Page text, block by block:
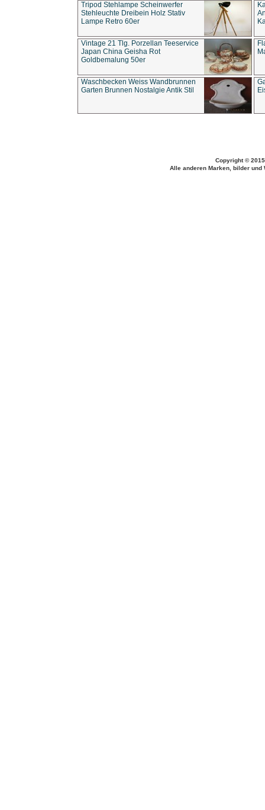
Tripod Stehlampe Scheinwerfer
Stehleuchte Dreibein Holz Stativ
Lampe Retro 60er
Vintage 21 Tlg. Porzellan Teeservice
Japan China Geisha Rot
Goldbemalung 50er
Waschbecken Weiss Wandbrunnen
Garten Brunnen Nostalgie Antik Stil
Copyright ©
Alle anderen Marken, bilder und